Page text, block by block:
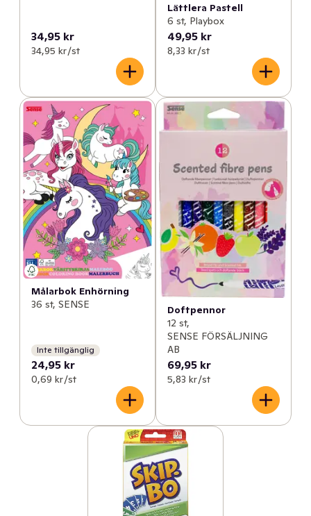
34,95 kr
34,95 kr /st
Lättlera Pastell
6 st, Playbox
49,95 kr
8,33 kr /st
Målarbok Enhörning
36 st, SENSE
Inte tillgänglig
24,95 kr
0,69 kr /st
Doftpennor
12 st,
SENSE FÖRSÄLJNING
AB
69,95 kr
5,83 kr /st